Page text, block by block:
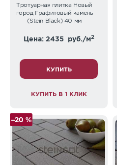
Тротуарная плитка Новый
город Графитовый камень
(Stein Black) 40 мм
Цена: 2435 руб./м2
КУПИТЬ
КУПИТЬ В 1 КЛИК
–20 %